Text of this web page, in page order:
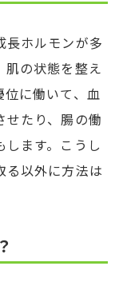
長ホルモンが多
肌の状態を整え
位に働いて、血
せたり、腸の働
ます。こうし
る以外に方法は